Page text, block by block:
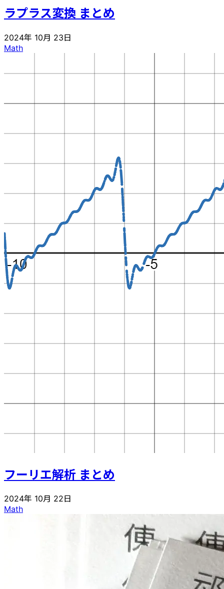
ラプラス変換 まとめ
2024年 10月 23日
Math
フーリエ解析 まとめ
2024年 10月 22日
Math